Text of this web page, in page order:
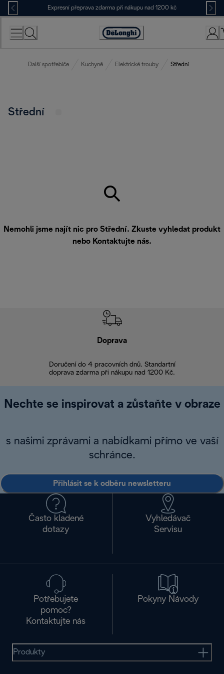
Skip
to
Content
Expresní přeprava zdarma při nákupu nad 1200 kč
Accessibility
Další spotřebiče Kuchyně Elektrické trouby Střední
Střední
Nemohli jsme najít nic pro Střední. Zkuste vyhledat produkt
nebo Kontaktujte nás.
Doprava
Doručení do 4 pracovních dnů. Standartní
doprava zdarma při nákupu nad 1200 Kč.
Nechte se inspirovat a zůstaňte v obraze
s našimi zprávami a nabídkami přímo ve vaší
schránce.
Přihlásit se k odběru newsletteru
Často kladené
dotazy
Vyhledávač
Servisu
Potřebujete
pomoc?
Kontaktujte nás
Pokyny Návody
Produkty